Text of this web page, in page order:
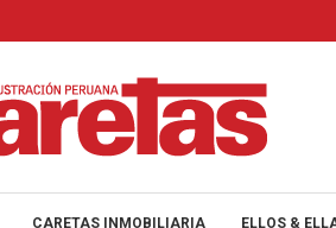
CARETAS INMOBILIARIA ELLOS &